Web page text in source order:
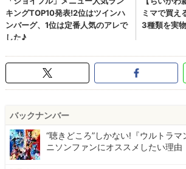
バックナンバー
“聴きどころ”しかない!『ウルトラ
ニソンファンにオススメしたい理由